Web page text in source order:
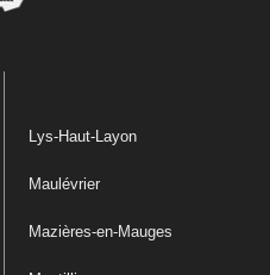
Lys-Haut-Layon
Maulévrier
Mazières-en-Mauges